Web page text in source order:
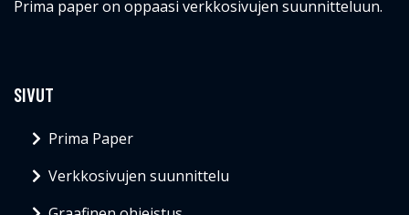
Prima paper on oppaasi verkkosivujen suunnitteluun.
SIVUT
Prima Paper
Verkkosivujen suunnittelu